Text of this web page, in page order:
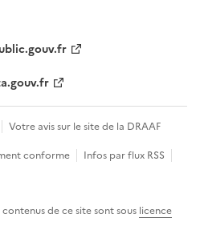
Votre avis sur le site de la DRAAF
conforme
Infos par flux RSS
de ce site sont sous licence